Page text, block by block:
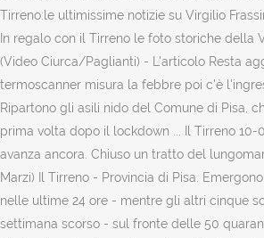
Tirreno:le ultimissime notizie su Virgilio
In regalo con il Tirreno le foto storiche della
(Video Ciurca/Paglianti) - L'articolo Resta
termoscanner misura la febbre poi c'è
Ripartono gli asili nido del Comune di Pisa,
prima volta dopo il lockdown ... Il Tirreno 10-
avanza ancora. Chiuso un tratto del
Marzi) Il Tirreno - Provincia di Pisa.
nelle ultime 24 ore - mentre gli altri cinque
settimana scorso - sul fronte delle 50